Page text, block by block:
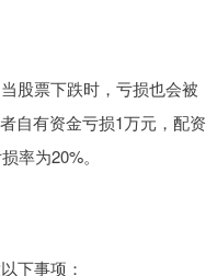
股票下跌时，亏损也会被
自有资金亏损1万元，配资
率为20%。
下事项：